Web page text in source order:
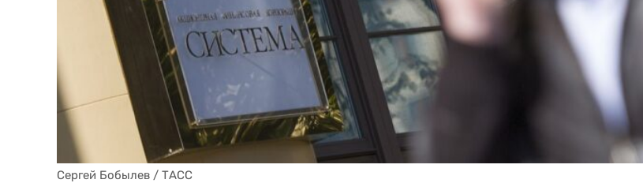
Сергей Бобылев / ТАСС